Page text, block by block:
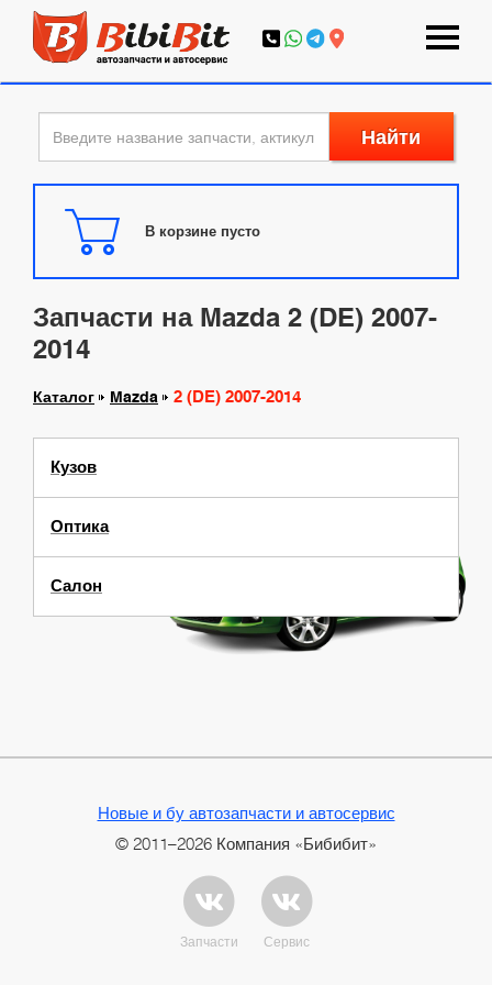
Найти
В корзине пусто
Запчасти на Mazda 2 (DE) 2007-
2014
Каталог Mazda 2 (DE) 2007-2014
Кузов
Оптика
Салон
Новые и бу автозапчасти и автосервис
© 2011–2026 Компания «Бибибит»
Запчасти Сервис